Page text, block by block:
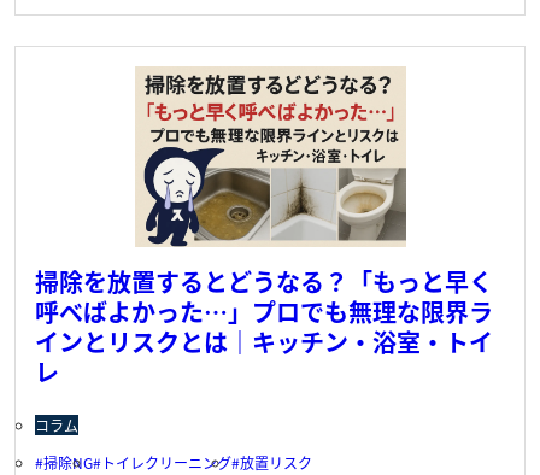
掃除を放置するとどうなる？「もっと早く
呼べばよかった…」プロでも無理な限界ラ
インとリスクとは｜キッチン・浴室・トイ
レ
コラム
掃除NG
トイレクリーニング 放置リスク